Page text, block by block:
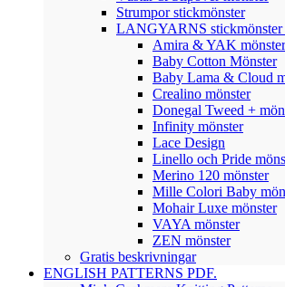
Strumpor stickmönster
LANGYARNS stickmönster
Amira & YAK mönster
Baby Cotton Mönster
Baby Lama & Cloud
Crealino mönster
Donegal Tweed +
Infinity mönster
Lace Design
Linello och Pride
Merino 120 mönster
Mille Colori Baby
Mohair Luxe mönster
VAYA mönster
ZEN mönster
Gratis beskrivningar
ENGLISH PATTERNS PDF.